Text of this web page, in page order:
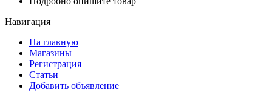
Навигация
На главную
Магазины
Регистрация
Статьи
Добавить объявление